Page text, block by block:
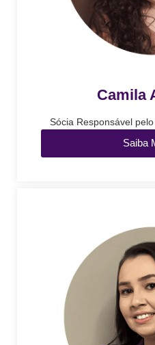
Camila
Sócia Responsável
Saiba